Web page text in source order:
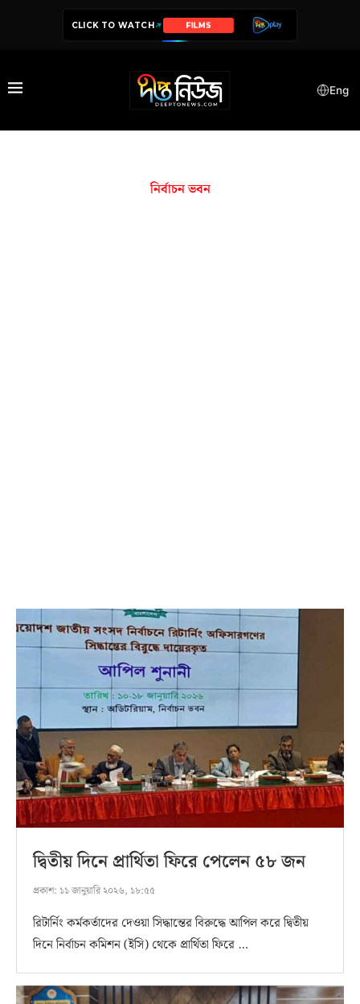
CLICK TO WATCH SERIES
Eng
নির্বাচন ভবন
দ্বিতীয় দিনে প্রার্থিতা ফিরে পেলেন ৫৮ জন
প্রকাশ: ১১ জানুয়ারি ২০২৬, ১৮:৫৫
রিটার্নিং কর্মকর্তাদের দেওয়া সিদ্ধান্তের বিরুদ্ধে আপিল করে দ্বিতীয়
দিনে নির্বাচন কমিশন (ইসি) থেকে প্রার্থিতা ফিরে …